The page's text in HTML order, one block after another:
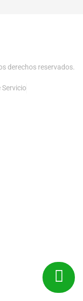
derechos reservados.